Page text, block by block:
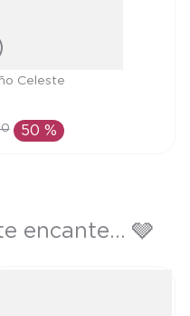
Celeste
50 %
encante... 🩶